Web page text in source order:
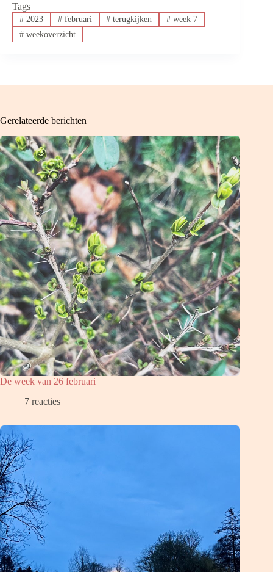
Tags
#2023 #februari # terugkijken # week 7
#weekoverzicht
Gerelateerde berichten
De week van 26 februari
7 reacties